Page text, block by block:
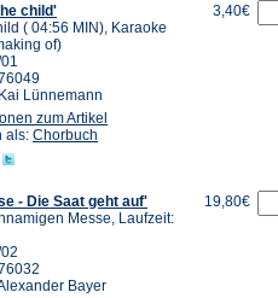
child'
( 04:56 MIN), Karaoke
of)
Lünnemann
zum Artikel
als: Chorbuch
3,40€
- Die Saat geht auf'
Messe, Laufzeit:
Bayer
19,80€